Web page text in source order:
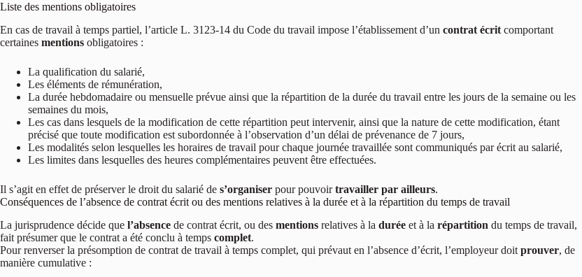
Liste des mentions obligatoires
En cas de travail à temps partiel, l’article L. 3123-14 du Code du travail impose l’établissement d’un contrat écrit comportant
certaines mentions obligatoires :
La qualification du salarié,
Les éléments de rémunération,
La durée hebdomadaire ou mensuelle prévue ainsi que la répartition de la durée du travail entre les jours de la semaine ou les
semaines du mois,
Les cas dans lesquels de la modification de cette répartition peut intervenir, ainsi que la nature de cette modification, étant
précisé que toute modification est subordonnée à l’observation d’un délai de prévenance de 7 jours,
Les modalités selon lesquelles les horaires de travail pour chaque journée travaillée sont communiqués par écrit au salarié,
Les limites dans lesquelles des heures complémentaires peuvent être effectuées.
Il s’agit en effet de préserver le droit du salarié de s’organiser pour pouvoirtravailler par ailleurs.
Conséquences de l’absence de contrat écrit ou des mentions relatives à la durée et à la répartition du temps de travail
La jurisprudence décide que l’absence de contrat écrit, ou des mentions relatives à la durée et à la répartition du temps de travail,
fait présumer que le contrat a été conclu à temps complet.
Pour renverser la présomption de contrat de travail à temps complet, qui prévaut en l’absence d’écrit, l’employeur doit prouver, de
manière cumulative :